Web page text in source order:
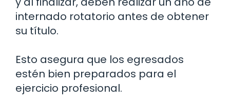
internado rotatorio antes de obtener
su título.
Esto asegura que los egresados
estén bien preparados para el
ejercicio profesional.